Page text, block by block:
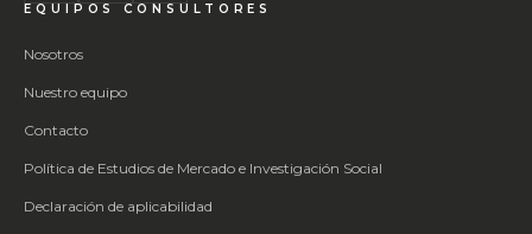
EQUIPOS CONSULTORES
Nosotros
Nuestro equipo
Contacto
Política de Estudios de Mercado e Investigación Social
Declaración de aplicabilidad